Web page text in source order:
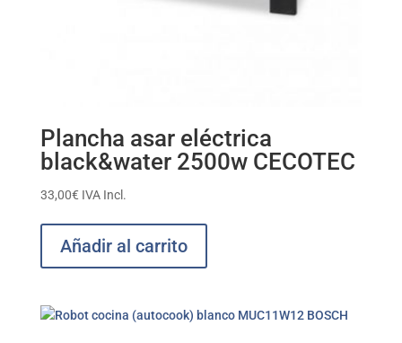
Plancha asar eléctrica
black&water 2500w CECOTEC
33,00€ IVA Incl.
Añadir al carrito